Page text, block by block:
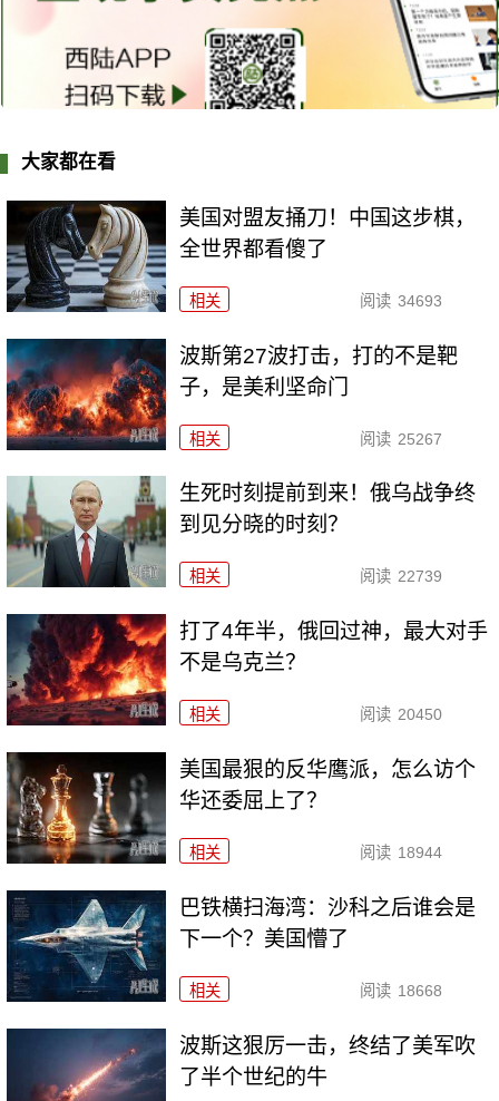
大家都在看
美国对盟友捅刀！中国这步棋，
全世界都看傻了
相关 阅读 34693
波斯第27波打击，打的不是靶
子，是美利坚命门
相关 阅读 25267
生死时刻提前到来！俄乌战争终
到见分晓的时刻？
相关 阅读 22739
打了4年半，俄回过神，最大对手
不是乌克兰？
相关 阅读 20450
美国最狠的反华鹰派，怎么访个
华还委屈上了？
相关 阅读 18944
巴铁横扫海湾：沙科之后谁会是
下一个？美国懵了
相关 阅读 18668
波斯这狠厉一击，终结了美军吹
了半个世纪的牛